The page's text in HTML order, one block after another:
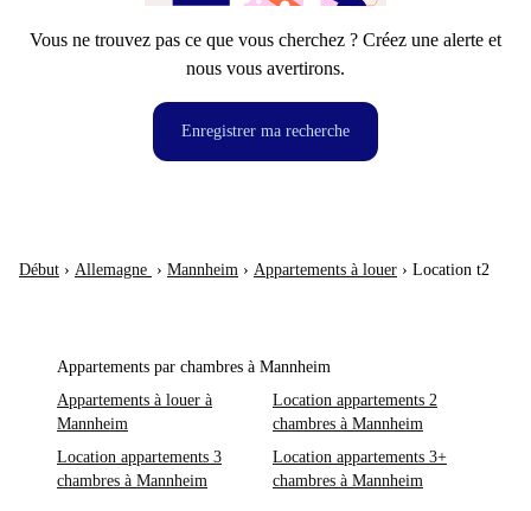
Vous ne trouvez pas ce que vous cherchez ? Créez une alerte et
nous vous avertirons.
Enregistrer ma recherche
Début › Allemagne › Mannheim › Appartements à louer › Location t2
Appartements par chambres à Mannheim
Appartements à louer à
Mannheim
Location appartements 2
chambres à Mannheim
Location appartements 3
chambres à Mannheim
Location appartements 3+
chambres à Mannheim